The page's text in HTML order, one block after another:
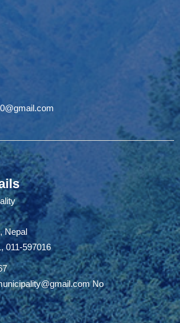
Nepal
011-597016
No